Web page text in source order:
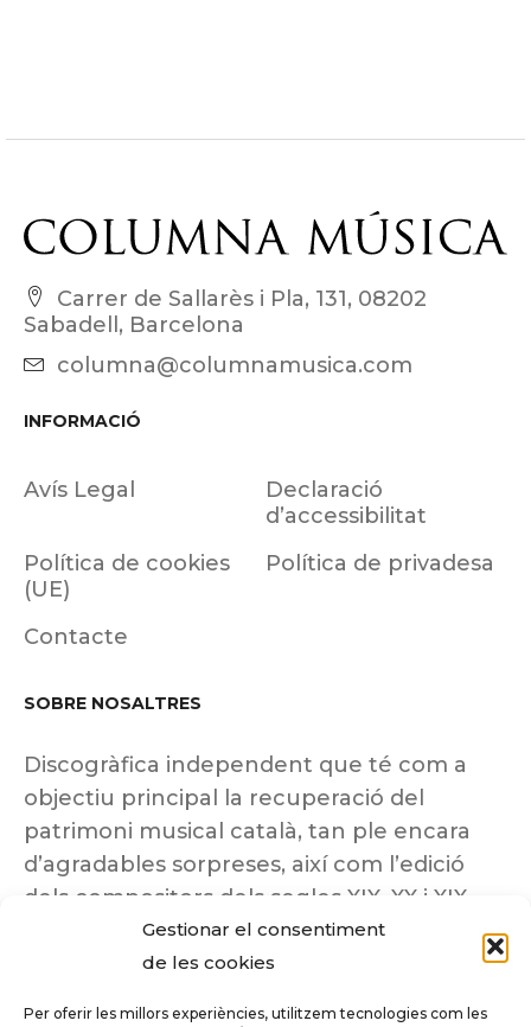
Gestionar el consentiment
de les cookies
Per oferir les millors experiències, utilitzem tecnologies com les
Carrer de Sallarès i Pla, 131, 08202
Sabadell, Barcelona
columna@columnamusica.com
INFORMACIÓ
Avís Legal
Declaració
d’accessibilitat
Política de cookies
(UE)
Política de privadesa
Contacte
SOBRE NOSALTRES
Discogràfica independent que té com a
objectiu principal la recuperació del
patrimoni musical català, tan ple encara
d’agradables sorpreses, així com l’edició
dels compositors dels segles XIX, XX i XIX
insuficientment coneguts.